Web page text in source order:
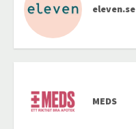
eleven.se
MEDS